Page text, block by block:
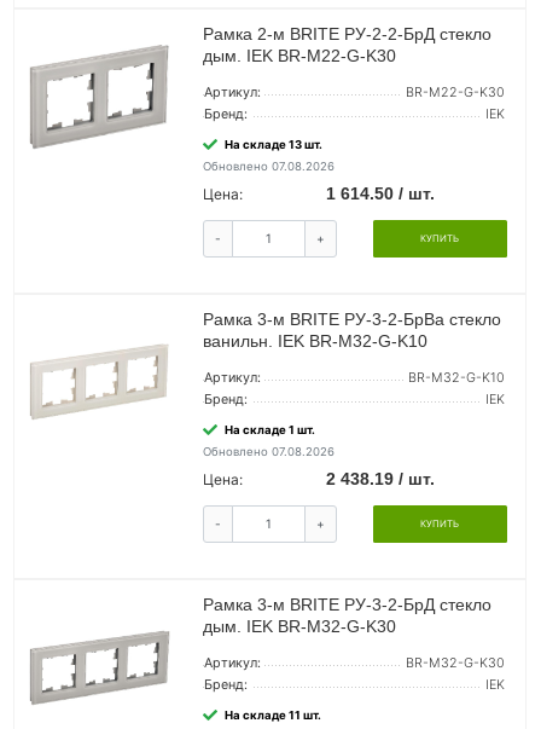
Рамка 2-м BRITE РУ-2-2-БрД стекло
дым. IEK BR-M22-G-K30
Артикул:
BR-M22-G-K30
Бренд:
IEK
На складе 13 шт.
Обновлено 07.08.2026
Цена: 1 614.50 / шт.
- + КУПИТЬ
Рамка 3-м BRITE РУ-3-2-БрВа стекло
ванильн. IEK BR-M32-G-K10
Артикул:
BR-M32-G-K10
Бренд:
IEK
На складе 1 шт.
Обновлено 07.08.2026
Цена: 2 438.19 / шт.
- + КУПИТЬ
Рамка 3-м BRITE РУ-3-2-БрД стекло
дым. IEK BR-M32-G-K30
Артикул:
BR-M32-G-K30
Бренд:
IEK
На складе 11 шт.